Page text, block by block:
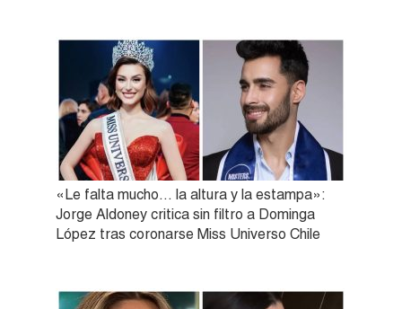
«Le falta mucho… la altura y la estampa»:
Jorge Aldoney critica sin filtro a Dominga
López tras coronarse Miss Universo Chile